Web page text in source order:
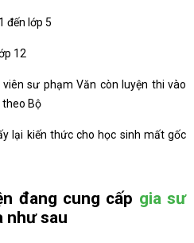
đến lớp 5
12
sư phạm Văn còn luyện thi vào
theo Bộ
lại kiến thức cho học sinh mất gốc
đang cung cấp gia sư
như sau